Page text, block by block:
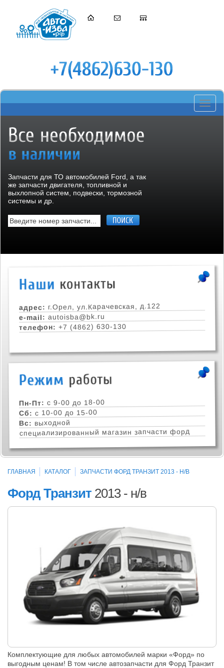
Toggle
Запчасти для ТО автомобилей Ford, а так
же запчасти двигателя, топливной и
выхлопной систем, подвески, тормозной
системы и др.
адрес: г.Орел, ул.Карачевская, д.122
e-mail: autoisba@bk.ru
телефон: +7 (4862) 630-130
Пн-Пт: с 9-00 до 18-00
Сб: с 10-00 до 15-00
Вс: выходной
специализированный магазин запчасти форд
ГЛАВНАЯ КАТАЛОГ ЗАПЧАСТИ ФОРД ТРАНЗИТ 2013 - Н/В
Форд Транзит 2013 - н/в
Комплектующие для любых автомобилей марки «Форд» по
выгодным ценам! В том числе автозапчасти для Форд Транзит